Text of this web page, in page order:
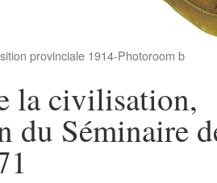
provinciale 1914-Photoroom b
la civilisation,
du Séminaire